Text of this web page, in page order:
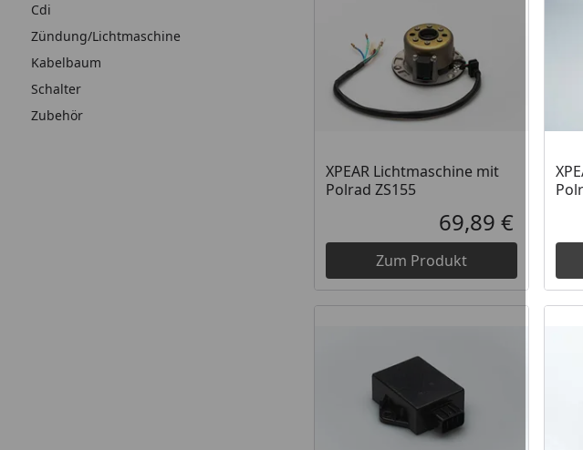
Cdi
Zündung/Lichtmaschine
Kabelbaum
Schalter
Zubehör
XPEAR Lichtmaschine mit
Polrad ZS155
Aktueller
69,89 €
Zum Produkt